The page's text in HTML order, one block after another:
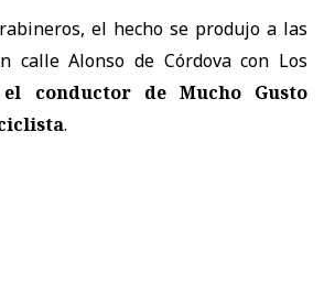
el hecho se produjo a las
calle Alonso de Córdova con Los
el conductor de Mucho Gusto
.